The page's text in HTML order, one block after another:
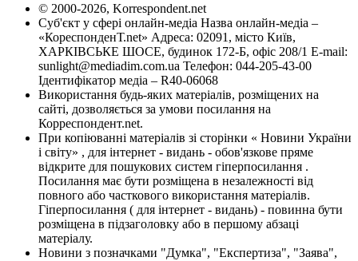
© 2000-2026, Korrespondent.net
Суб'єкт у сфері онлайн-медіа Назва онлайн-медіа –
«КореспонденТ.net» Адреса: 02091, місто Київ,
ХАРКІВСЬКЕ ШОСЕ, будинок 172-Б, офіс 208/1 E-mail:
sunlight@mediadim.com.ua Телефон: 044-205-43-00
Ідентифікатор медіа – R40-06068
Використання будь-яких матеріалів, розміщених на
сайті, дозволяється за умови посилання на
Корреспондент.net.
При копіюванні матеріалів зі сторінки « Новини України
і світу» , для інтернет - видань - обов'язкове пряме
відкрите для пошукових систем гіперпосилання .
Посилання має бути розміщена в незалежності від
повного або часткового використання матеріалів.
Гіперпосилання ( для інтернет - видань) - повинна бути
розміщена в підзаголовку або в першому абзаці
матеріалу.
Новини з позначками "Думка", "Експертиза", "Заява",